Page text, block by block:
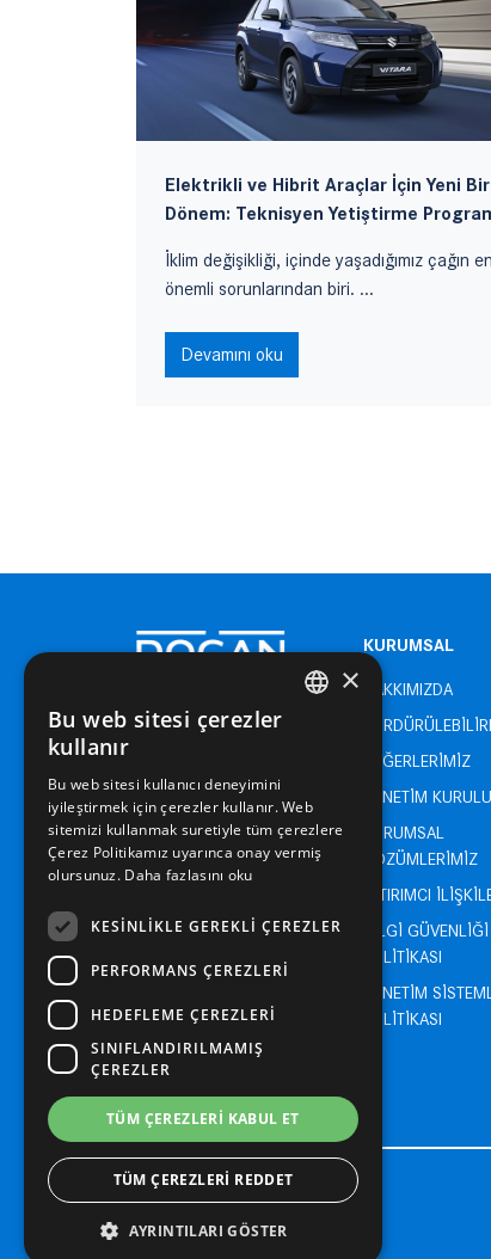
Elektrikli ve Hibrit Araçlar İçin Yeni Bir
Dönem: Teknisyen Yetiştirme
İklim değişikliği, içinde yaşadığımız çağın en
önemli sorunlarından biri. ...
Devamını oku
KURUMSAL
HAKKIMIZDA
DEĞERLERİMİZ
YÖNETİM KURULU
KURUMSAL
ÇÖZÜMLERİMİZ
YATIRIMCI
BİLGİ GÜVENLİĞİ
POLİTİKASI
YÖNETİM
POLİTİKASI
Copyright 2026 Doğan Trend
TURKISH
×
Bu web sitesi çerezler
kullanır
Bu web sitesi kullanıcı deneyimini
iyileştirmek için çerezler kullanır. Web
sitemizi kullanmak suretiyle tüm çerezlere
Çerez Politikamız uyarınca onay vermiş
olursunuz. Daha fazlasını oku
KESINLIKLE GEREKLI ÇEREZLER
PERFORMANS ÇEREZLERI
HEDEFLEME ÇEREZLERI
SINIFLANDIRILMAMIŞ
ÇEREZLER
TÜM ÇEREZLERI KABUL ET
TÜM ÇEREZLERI REDDET
AYRINTILARI GÖSTER